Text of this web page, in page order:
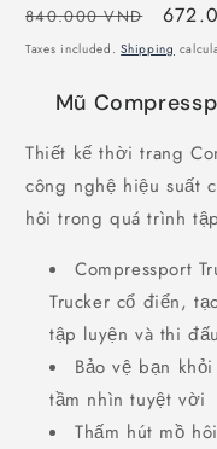
Regular
price
840.000 VND
Sale
price
Taxes included.Shipping
Mũ
Thiết kế thời trang
công nghệ hiệu suất
hôi trong quá trình
Compressport
Trucker cổ điển,
tập luyện và thi đấu
Bảo vệ bạn
tầm nhìn tuyệt vời
Thấm hút mồ